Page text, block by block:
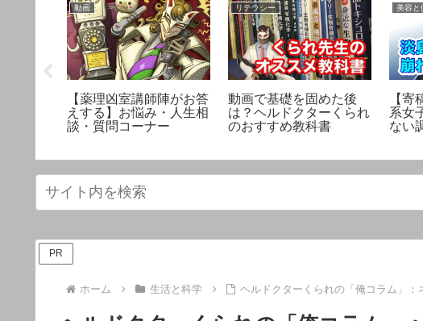
動画
【薬理凶室講師陣がお答
えする】お悩み・人生相
談・質問コーナー
リテラシー
動画で基礎を固めた後
は？ヘルドクターくられ
のおすすめ教科書
美容と
【
系女
ない
PR
ホーム 生活と科学 ヘルドクターくられの「俺コラム」